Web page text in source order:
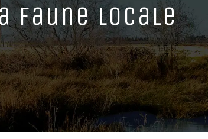
faune locale